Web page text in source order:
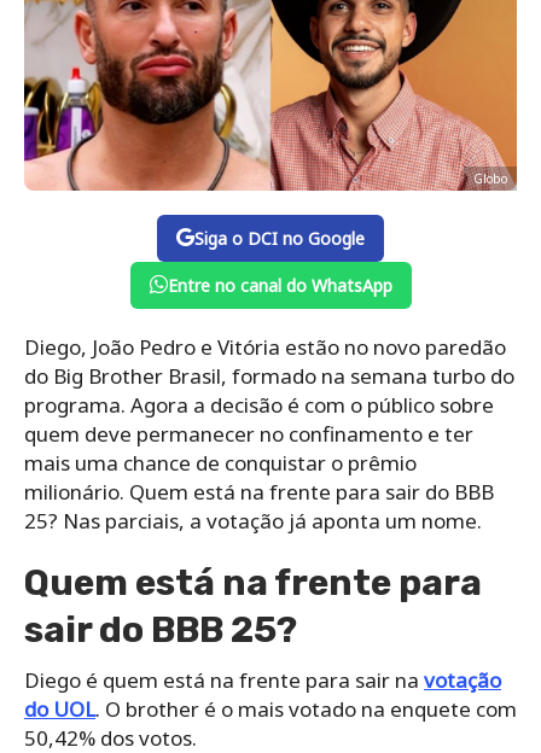
Globo
Siga o DCI no Google
Entre no canal do WhatsApp
Diego, João Pedro e Vitória estão no novo paredão
do Big Brother Brasil, formado na semana turbo do
programa. Agora a decisão é com o público sobre
quem deve permanecer no confinamento e ter
mais uma chance de conquistar o prêmio
milionário. Quem está na frente para sair do BBB
25? Nas parciais, a votação já aponta um nome.
Quem está na frente para
sair do BBB 25?
Diego é quem está na frente para sair na votação
do UOL. O brother é o mais votado na enquete com
50,42% dos votos.